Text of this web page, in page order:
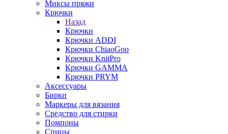
Миксы пряжи
Крючки
Назад
Крючки
Крючки ADDI
Крючки ChiaoGoo
Крючки KnitPro
Крючки GAMMA
Крючки PRYM
Аксессуары
Бирки
Маркеры для вязания
Средство для стирки
Помпоны
Спицы